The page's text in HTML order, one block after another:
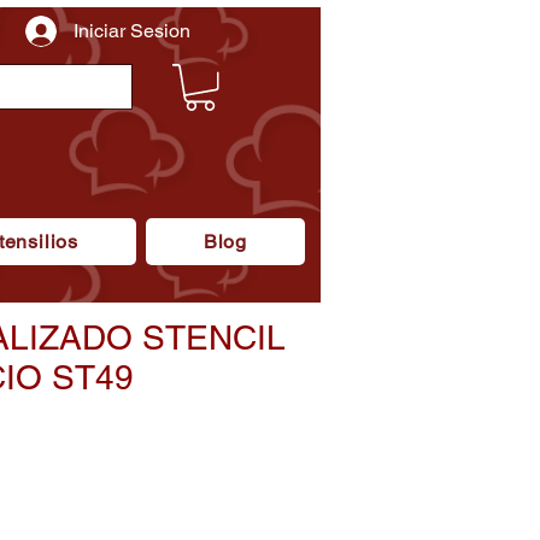
Blog
Iniciar Sesion
STENCIL
ST49